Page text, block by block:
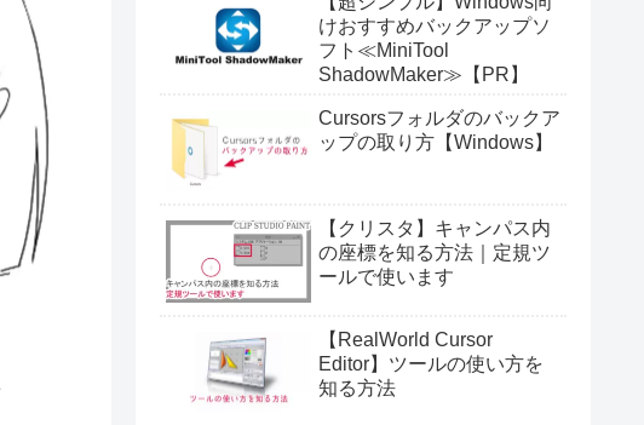
けおすすめバックアップソ
フト≪MiniTool
ShadowMaker≫【PR】
Cursorsフォルダのバックア
ップの取り方【Windows】
【クリスタ】キャンパス内
の座標を知る方法｜定規ツ
ールで使います
【RealWorld Cursor
Editor】ツールの使い方を
知る方法